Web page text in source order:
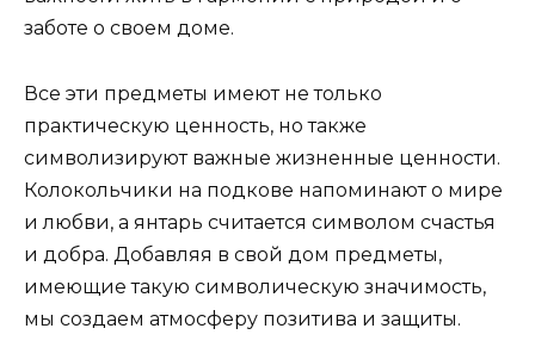
заботе о своем доме.
Все эти предметы имеют не только
практическую ценность, но также
символизируют важные жизненные ценности.
Колокольчики на подкове напоминают о мире
и любви, а янтарь считается символом счастья
и добра. Добавляя в свой дом предметы,
имеющие такую символическую значимость,
мы создаем атмосферу позитива и защиты.